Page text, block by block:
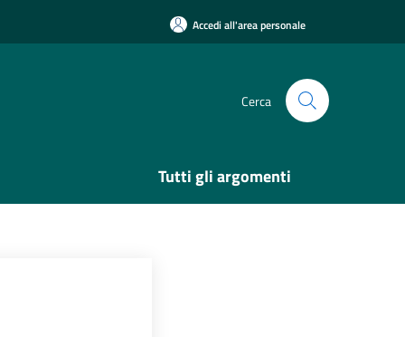
Accedi all'area personale
Cerca
Tutti gli argomenti